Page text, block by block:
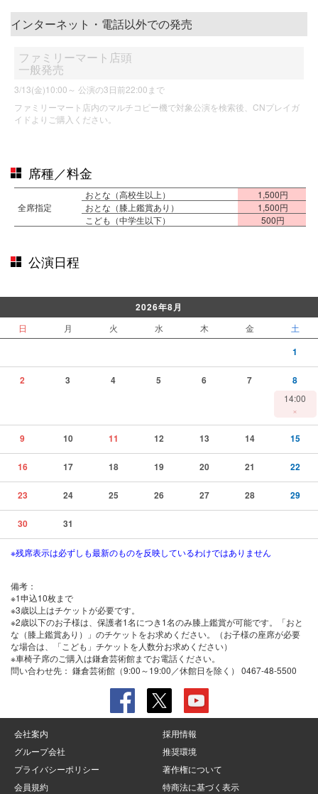
インターネット・電話以外での発売
ファミリーマート店頭
一般発売
3/13(金)10:00～ 公演の3日前22:00まで
ファミリーマート店内のマルチコピー機で対象公演を検索後、CNプレイガ
イドよりご購入ください。
席種／料金
全席指定
おとな（高校生以上）
1,500円
おとな（膝上鑑賞あり）
1,500円
こども（中学生以下）
500円
公演日程
2026年8月
日 月 火 水 木 金 土
1
2 3 4 5 6 7 8
14:00
×
9 10 11 12 13 14 15
16 17 18 19 20 21 22
23 24 25 26 27 28 29
30 31
※残席表示は必ずしも最新のものを反映しているわけではありません
備考：
※1申込10枚まで
※3歳以上はチケットが必要です。
※2歳以下のお子様は、保護者1名につき1名のみ膝上鑑賞が可能です。「おと
な（膝上鑑賞あり）」のチケットをお求めください。（お子様の座席が必要
な場合は、「こども」チケットを人数分お求めください）
※車椅子席のご購入は鎌倉芸術館までお電話ください。
問い合わせ先： 鎌倉芸術館（9:00～19:00／休館日を除く） 0467-48-5500
会社案内
採用情報
グループ会社
推奨環境
プライバシーポリシー
著作権について
会員規約
特商法に基づく表示